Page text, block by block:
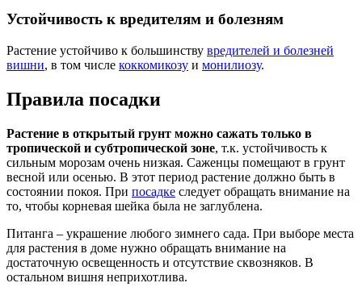
Устойчивость к вредителям и болезням
Растение устойчиво к большинству вредителей и болезней
вишни, в том числе коккомикозу и монилиозу.
Правила посадки
Растение в открытый грунт можно сажать только в
тропической и субтропической зоне, т.к. устойчивость к
сильным морозам очень низкая. Саженцы помещают в грунт
весной или осенью. В этот период растение должно быть в
состоянии покоя. При посадке следует обращать внимание на
то, чтобы корневая шейка была не заглублена.
Питанга – украшение любого зимнего сада. При выборе места
для растения в доме нужно обращать внимание на
достаточную освещенность и отсутствие сквозняков. В
остальном вишня неприхотлива.